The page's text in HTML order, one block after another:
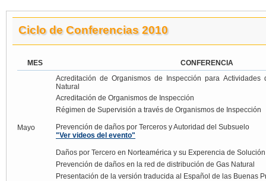
Ciclo de Conferencias 2010
MES CONFERENCIA
Mayo
Acreditación de Organismos de Inspección para
Natural
Acreditación de Organismos de Inspección
Régimen de Supervisión a través de Organismos de Inspección
Prevención de daños por Terceros y Autoridad del Subsuelo
"Ver videos del evento"
Daños por Tercero en Norteamérica y su Experencia de Solución
Prevención de daños en la red de distribución de Gas Natural
Presentación de la versión traducida al Español de las Buenas